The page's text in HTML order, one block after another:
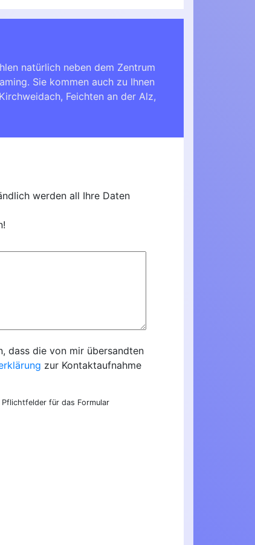
natürlich neben dem Zentrum
Sie kommen auch zu Ihnen
Kirchweidach, Feichten an der Alz,
werden all Ihre Daten
dass die von mir übersandten
zur Kontaktaufnahme
Pflichtfelder für das Formular